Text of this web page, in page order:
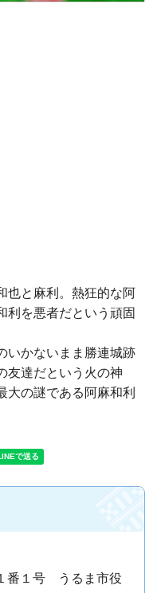
也と麻利。熱狂的な阿
利を悪者だという頑固
いかないまま勝連城跡
友達だという火の神
大の謎である阿麻和利
番１号 うるま市役